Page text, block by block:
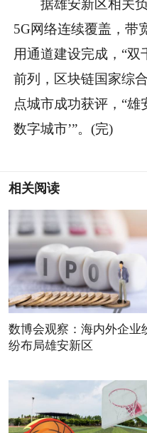
据雄安新区相关
5G网络连续覆盖，带
用通道建设完成，“双
前列，区块链国家综
点城市成功获评，“雄
数字城市’”。(完)
相关阅读
数博会观察：海内外企业
纷布局雄安新区